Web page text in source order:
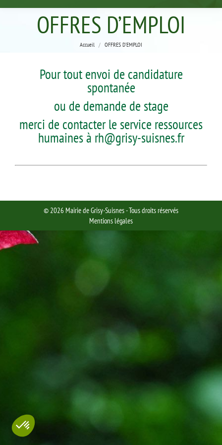
OFFRES D’EMPLOI
Vous êtes ici :
Accueil OFFRES D’EMPLOI
Pour tout envoi de candidature
spontanée
ou de demande de stage
merci de contacter le service ressources
humaines à rh@grisy-suisnes.fr
© 2026 Mairie de Grisy-Suisnes - Tous droits réservés
Mentions légales